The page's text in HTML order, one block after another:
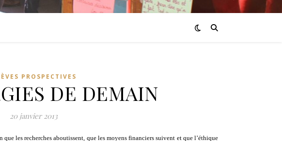
PROSPECTIVES
DE DEMAIN
20 janvier 2013
les recherches aboutissent, que les moyens financiers suivent et que l’éthique